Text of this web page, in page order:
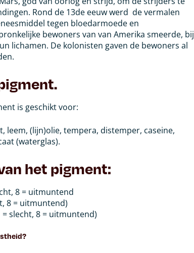
Rond de 13de eeuw werd de vermalen
tegen bloedarmoede en
bewoners van van Amerika smeerde, bij
lichamen. De kolonisten gaven de bewoners al
is geschikt voor:
leem, (lijn)olie, tempera, distemper, caseine,
(waterglas).
het pigment:
8 = uitmuntend
8 = uitmuntend)
slecht, 8 = uitmuntend)